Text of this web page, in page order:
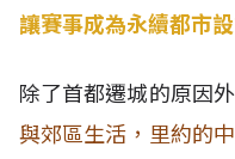
讓賽事成為永續都市
除了首都遷城的原因外
與郊區生活，里約的